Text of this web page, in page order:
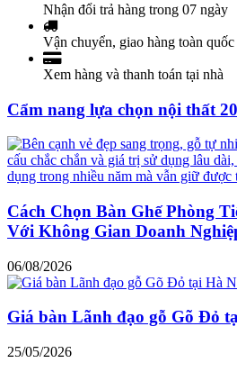
Nhận đổi trả hàng trong 07 ngày
Vận chuyển, giao hàng toàn quốc
Xem hàng và thanh toán tại nhà
Cẩm nang lựa chọn nội thất
Cách Chọn Bàn Ghế Phòng
Với Không Gian Doanh
06/08/2026
Giá bàn Lãnh đạo gỗ Gõ Đỏ
25/05/2026